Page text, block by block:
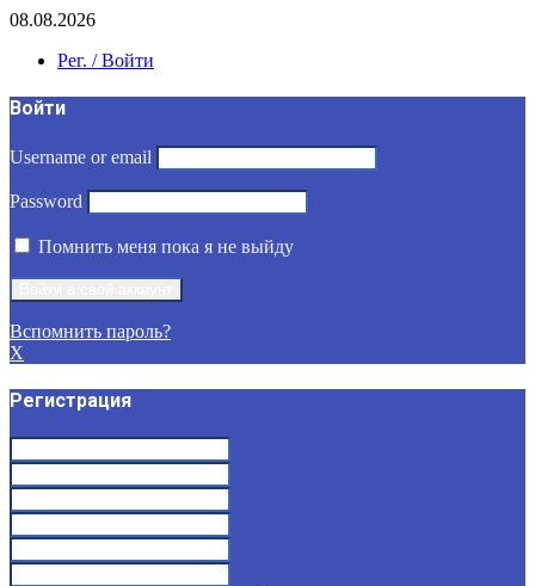
08.08.2026
Рег. / Войти
Войти
Username or email
Password
Помнить меня пока я не выйду
Вспомнить пароль?
X
Регистрация